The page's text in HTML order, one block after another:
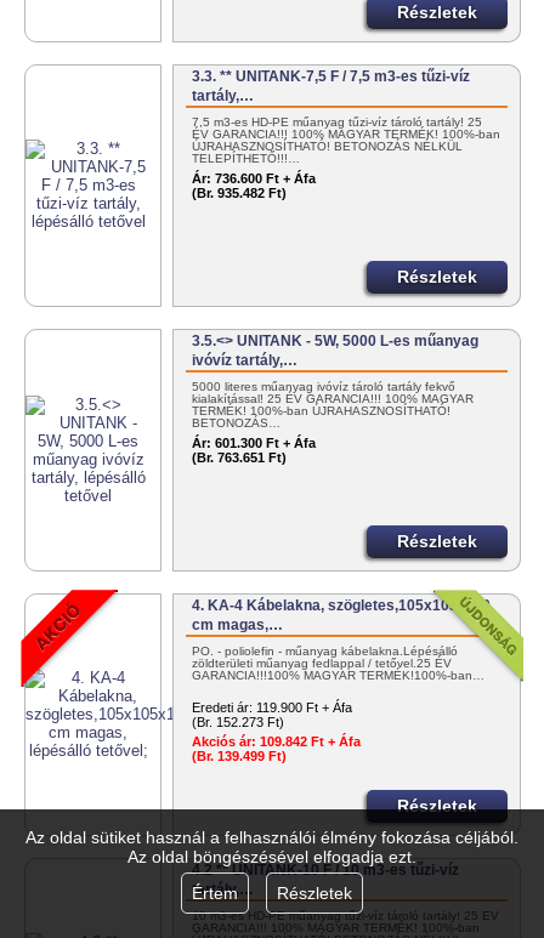
Az oldal sütiket használ a felhasználói élmény fokozása céljából.
Az oldal böngészésével elfogadja ezt.
Értem
Részletek
Részletek
3.3. ** UNITANK-7,5 F / 7,5 m3-es tűzi-víz
tartály,…
7,5 m3-es HD-PE műanyag tűzi-víz tároló tartály! 25
ÉV GARANCIA!!! 100% MAGYAR TERMÉK! 100%-ban
ÚJRAHASZNOSÍTHATÓ! BETONOZÁS NÉLKÜL
TELEPÍTHETŐ!!!…
Ár: 736.600 Ft + Áfa
(Br. 935.482 Ft)
Részletek
3.5.<> UNITANK - 5W, 5000 L-es műanyag
ivóvíz tartály,…
5000 literes műanyag ivóvíz tároló tartály fekvő
kialakítással! 25 ÉV GARANCIA!!! 100% MAGYAR
TERMÉK! 100%-ban ÚJRAHASZNOSÍTHATÓ!
BETONOZÁS…
Ár: 601.300 Ft + Áfa
(Br. 763.651 Ft)
Részletek
4. KA-4 Kábelakna, szögletes,105x105x110
cm magas,…
PO. - poliolefin - műanyag kábelakna.Lépésálló
zöldterületi műanyag fedlappal / tetővel.25 ÉV
GARANCIA!!!100% MAGYAR TERMÉK!100%-ban…
Eredeti ár: 119.900 Ft + Áfa
(Br. 152.273 Ft)
Akciós ár: 109.842 Ft + Áfa
(Br. 139.499 Ft)
Részletek
4.2 ** UNITANK-10 F / 10 m3-es tűzi-víz
tartály,…
10 m3-es HD-PE műanyag tűzi-víz tároló tartály! 25 ÉV
GARANCIA!!! 100% MAGYAR TERMÉK! 100%-ban